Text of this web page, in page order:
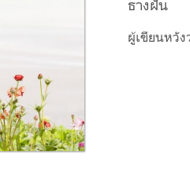
ธางฝัน
ผู้เขียนหวัง